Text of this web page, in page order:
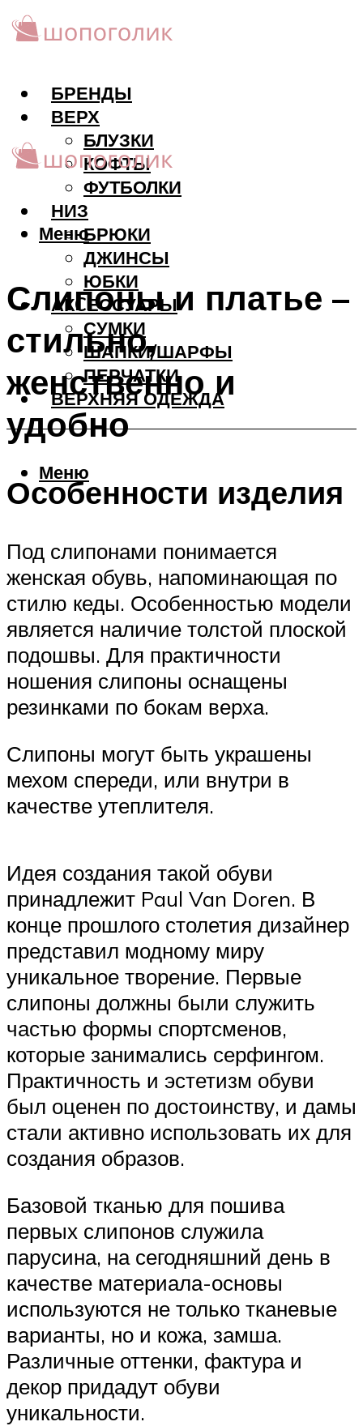
БРЕНДЫ
ВЕРХ
БЛУЗКИ
КОФТЫ
ФУТБОЛКИ
НИЗ
БРЮКИ
ДЖИНСЫ
ЮБКИ
АКCЕССУАРЫ
СУМКИ
ШАПКИ/ШАРФЫ
ПЕРЧАТКИ
ВЕРХНЯЯ ОДЕЖДА
Меню
Меню
Слипоны и платье –
стильно,
женственно и
удобно
Особенности изделия
Под слипонами понимается
женская обувь, напоминающая по
стилю кеды. Особенностью модели
является наличие толстой плоской
подошвы. Для практичности
ношения слипоны оснащены
резинками по бокам верха.
Слипоны могут быть украшены
мехом спереди, или внутри в
качестве утеплителя.
Идея создания такой обуви
принадлежит Paul Van Doren. В
конце прошлого столетия дизайнер
представил модному миру
уникальное творение. Первые
слипоны должны были служить
частью формы спортсменов,
которые занимались серфингом.
Практичность и эстетизм обуви
был оценен по достоинству, и дамы
стали активно использовать их для
создания образов.
Базовой тканью для пошива
первых слипонов служила
парусина, на сегодняшний день в
качестве материала-основы
используются не только тканевые
варианты, но и кожа, замша.
Различные оттенки, фактура и
декор придадут обуви
уникальности.